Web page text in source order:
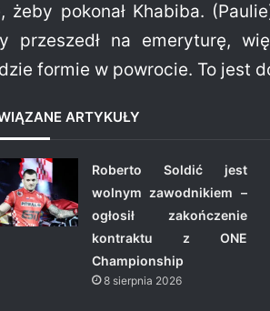
żeby pokonał Khabiba.
przeszedł na emeryturę,
formie w powrocie. To jest
ARTYKUŁY
Roberto Soldić jest
wolnym zawodnikiem –
ogłosił zakończenie
kontraktu z ONE
Championship
8 sierpnia 2026